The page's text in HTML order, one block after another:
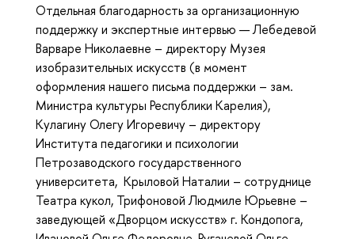
Отдельная благодарность за организационную
поддержку и экспертные интервью — Лебедевой
Варваре Николаевне – директору Музея
изобразительных искусств (в момент
оформления нашего письма поддержки – зам.
Министра культуры Республики Карелия),
Кулагину Олегу Игоревичу – директору
Института педагогики и психологии
Петрозаводского государственного
университета, Крыловой Наталии – сотруднице
Театра кукол, Трифоновой Людмиле Юрьевне –
заведующей «Дворцом искусств» г. Кондопога,